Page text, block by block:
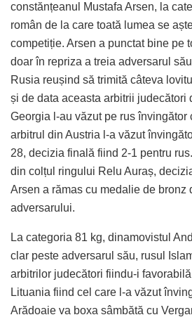
constănțeanul Mustafa Arsen, la
român de la care toată lumea se
competiție. Arsen a punctat bine pe
doar în repriza a treia adversarul
Rusia reușind să trimită câteva
și de data aceasta arbitrii judecători
Georgia l-au văzut pe rus învingător
arbitrul din Austria l-a văzut
28, decizia finală fiind 2-1 pentru
din colțul ringului Relu Auraș,
Arsen a rămas cu medalie de bronz
adversarului.
La categoria 81 kg, dinamovistul
clar peste adversarul său, rusul
arbitrilor judecători fiindu-i
Lituania fiind cel care l-a văzut
Arădoaie va boxa sâmbătă cu